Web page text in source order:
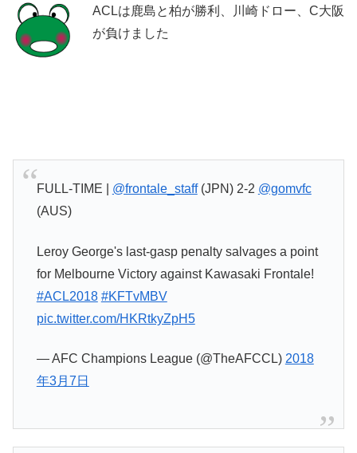
ACLは鹿島と柏が勝利、川崎ドロー、C大阪
が負けました
FULL-TIME | @frontale_staff(JPN) 2-2 @gomvfc
(AUS)
Leroy George's last-gasp penalty salvages a point
for Melbourne Victory against Kawasaki Frontale!
#ACL2018 #KFTvMBV
pic.twitter.com/HKRtkyZpH5
— AFC Champions League (@TheAFCCL) 2018
年3月7日